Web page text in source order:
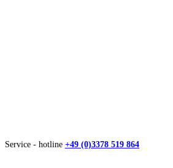
Service - hotline +49 (0)3378 519 864